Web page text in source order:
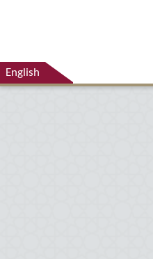
English